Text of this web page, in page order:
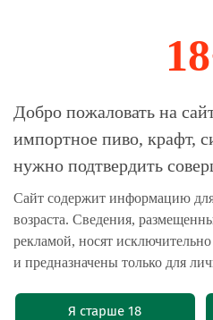
Магазин-Склад
Главная Каталог
Пиво Гиннесс
Guinness Foreign
24 шт
(0)
Добро пожаловать на
импортное пиво, крафт,
нужно подтвердить
Сайт содержит информацию
возраста. Сведения,
рекламой, носят
и предназначены только для
Я старше 18